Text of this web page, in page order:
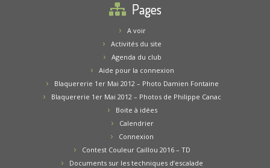
Pages
A voir
Activités du site
Agenda du club
Aide pour la connexion
Blaquererie 1er Mai 2012 – Photo Damien Fontaine
Blaquererie 1er Mai 2012 – Photos de Philippe Canac
Boite à idées
Calendrier
Connexion
Contest Couleur Caillou 2016 – TD
Documents sur les techniques d’escalade